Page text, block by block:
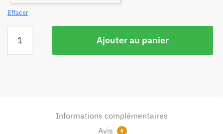
Effacer
Ajouter au panier
Informations complémentaires
Avis
0